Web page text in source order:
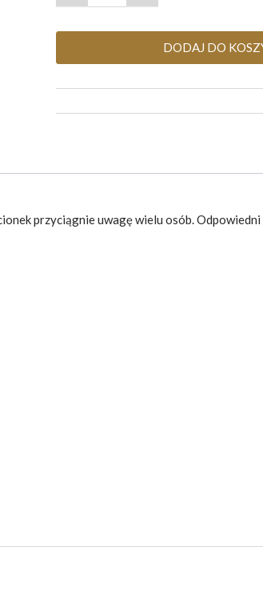
DODAJ DO
przyciągnie uwagę wielu osób. Odpowiedni